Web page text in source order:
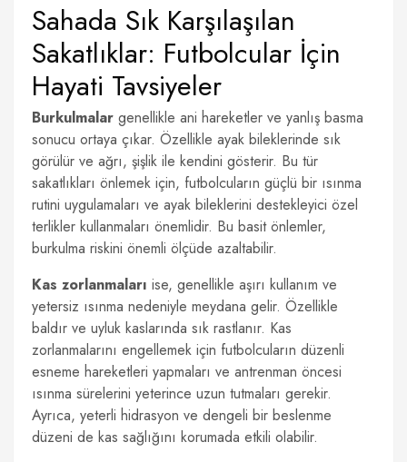
Sahada Sık Karşılaşılan
Sakatlıklar: Futbolcular İçin
Hayati Tavsiyeler
Burkulmalar genellikle ani hareketler ve yanlış basma
sonucu ortaya çıkar. Özellikle ayak bileklerinde sık
görülür ve ağrı, şişlik ile kendini gösterir. Bu tür
sakatlıkları önlemek için, futbolcuların güçlü bir ısınma
rutini uygulamaları ve ayak bileklerini destekleyici özel
terlikler kullanmaları önemlidir. Bu basit önlemler,
burkulma riskini önemli ölçüde azaltabilir.
Kas zorlanmaları ise, genellikle aşırı kullanım ve
yetersiz ısınma nedeniyle meydana gelir. Özellikle
baldır ve uyluk kaslarında sık rastlanır. Kas
zorlanmalarını engellemek için futbolcuların düzenli
esneme hareketleri yapmaları ve antrenman öncesi
ısınma sürelerini yeterince uzun tutmaları gerekir.
Ayrıca, yeterli hidrasyon ve dengeli bir beslenme
düzeni de kas sağlığını korumada etkili olabilir.